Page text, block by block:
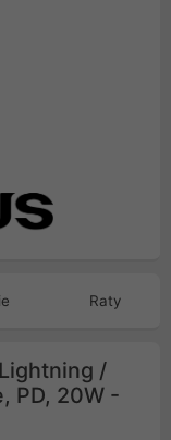
Raty
/
PD, 20W -